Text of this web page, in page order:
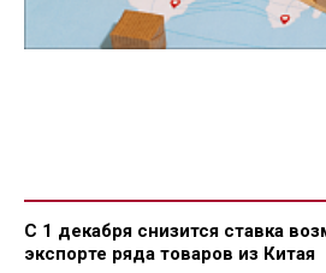
С 1 декабря снизится ставка
экспорте ряда товаров из Китая